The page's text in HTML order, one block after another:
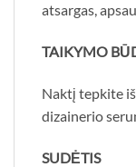
atsargas,
TAIKYMO
Naktį tepkite
dizainerio
SUDĖTIS